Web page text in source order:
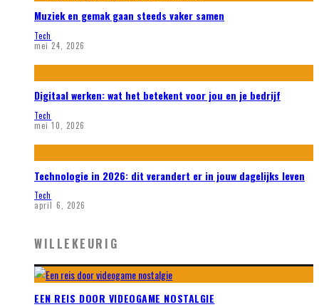
Muziek en gemak gaan steeds vaker samen
Tech
mei 24, 2026
Digitaal werken: wat het betekent voor jou en je bedrijf
Tech
mei 10, 2026
Technologie in 2026: dit verandert er in jouw dagelijks leven
Tech
april 6, 2026
WILLEKEURIG
EEN REIS DOOR VIDEOGAME NOSTALGIE